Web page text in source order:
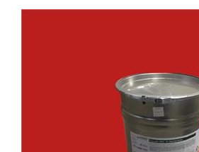
és középvonalak, parkolóhelyek,